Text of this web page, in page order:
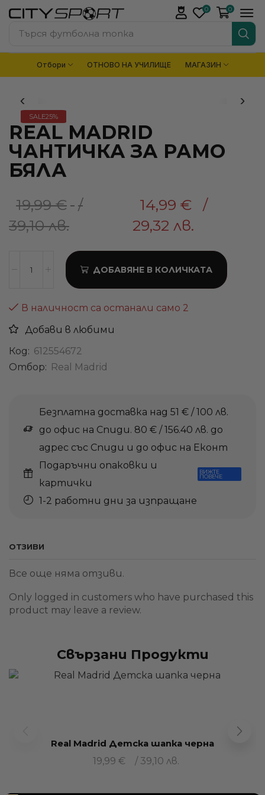
Търся футболна топка
0 0
Отбори ОТНОВО НА УЧИЛИЩЕ МАГАЗИН
SALE25%
REAL MADRID
ЧАНТИЧКА ЗА РАМО
БЯЛА
19,99€
/
39,10 лв.
14,99 €
/
29,32 лв.
ДОБАВЯНЕ В КОЛИЧКАТА
В наличност са останали само 2
Добави в любими
Код: 612554672
Отбор: Real Madrid
Безплатна доставка над 51 € / 100 лв.
до офис на Спиди. 80 € / 156.40 лв. до
адрес със Спиди и до офис на Еконт
Подаръчни опаковки и
картички
ВИЖТЕ
ПОВЕЧЕ
1-2 работни дни за изпращане
ОТЗИВИ
Все още няма отзиви.
Only logged in customers who have purchased this
product may leave a review.
Свързани Продукти
Real Madrid Детска шапка черна
19,99 € / 39,10 лв.